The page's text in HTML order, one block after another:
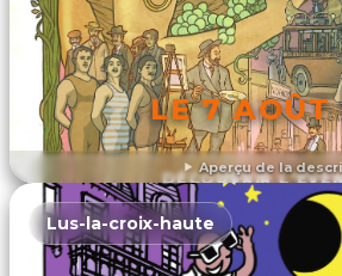
Aperçu de la
LE 7 AOÛT
DÉCOUVRIR
Lus-la-croix-haute